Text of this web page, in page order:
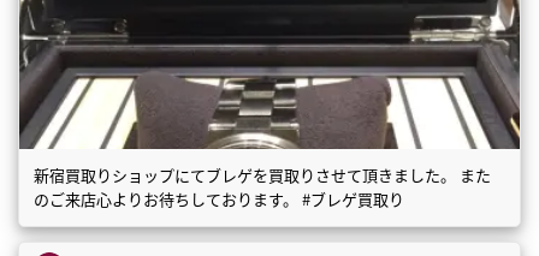
新宿買取りショップにてブレゲを買取りさせて頂きました。 また
のご来店心よりお待ちしております。 #ブレゲ買取り